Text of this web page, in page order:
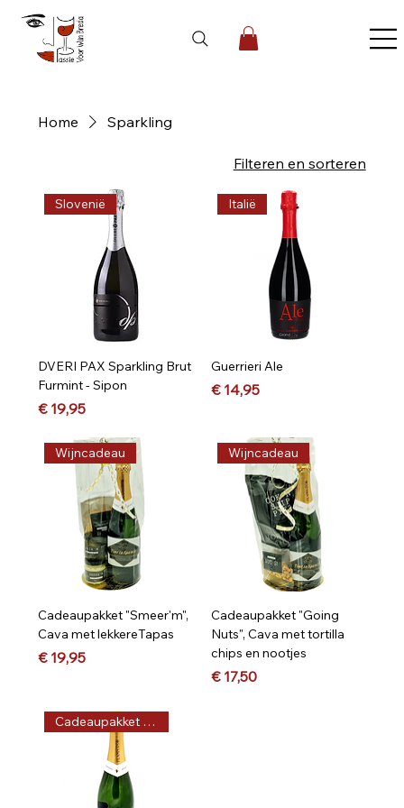
Home Sparkling
Filteren en sorteren
Slovenië
DVERI PAX Sparkling Brut
Furmint - Sipon
Prijs
€ 19,95
Italië
Guerrieri Ale
Prijs
€ 14,95
Wijncadeau
Cadeaupakket "Smeer'm",
Cava met lekkereTapas
Prijs
€ 19,95
Wijncadeau
Cadeaupakket "Going
Nuts", Cava met tortilla
chips en nootjes
Prijs
€ 17,50
Cadeaupakket op maat